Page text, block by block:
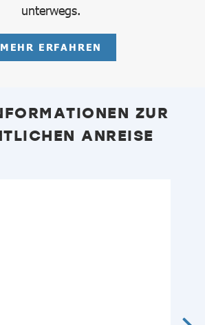
unterwegs.
MEHR ERFAHREN
ZUR
ANREISE